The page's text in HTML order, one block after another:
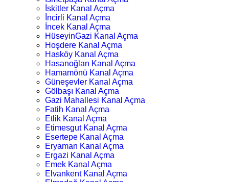
İskitler Kanal Açma
İncirli Kanal Açma
İncek Kanal Açma
HüseyinGazi Kanal Açma
Hoşdere Kanal Açma
Hasköy Kanal Açma
Hasanoğlan Kanal Açma
Hamamönü Kanal Açma
Güneşevler Kanal Açma
Gölbaşı Kanal Açma
Gazi Mahallesi Kanal Açma
Fatih Kanal Açma
Etlik Kanal Açma
Etimesgut Kanal Açma
Esertepe Kanal Açma
Eryaman Kanal Açma
Ergazi Kanal Açma
Emek Kanal Açma
Elvankent Kanal Açma